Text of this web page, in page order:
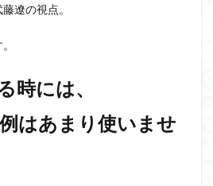
遼の視点。
時には、
はあまり使いませ